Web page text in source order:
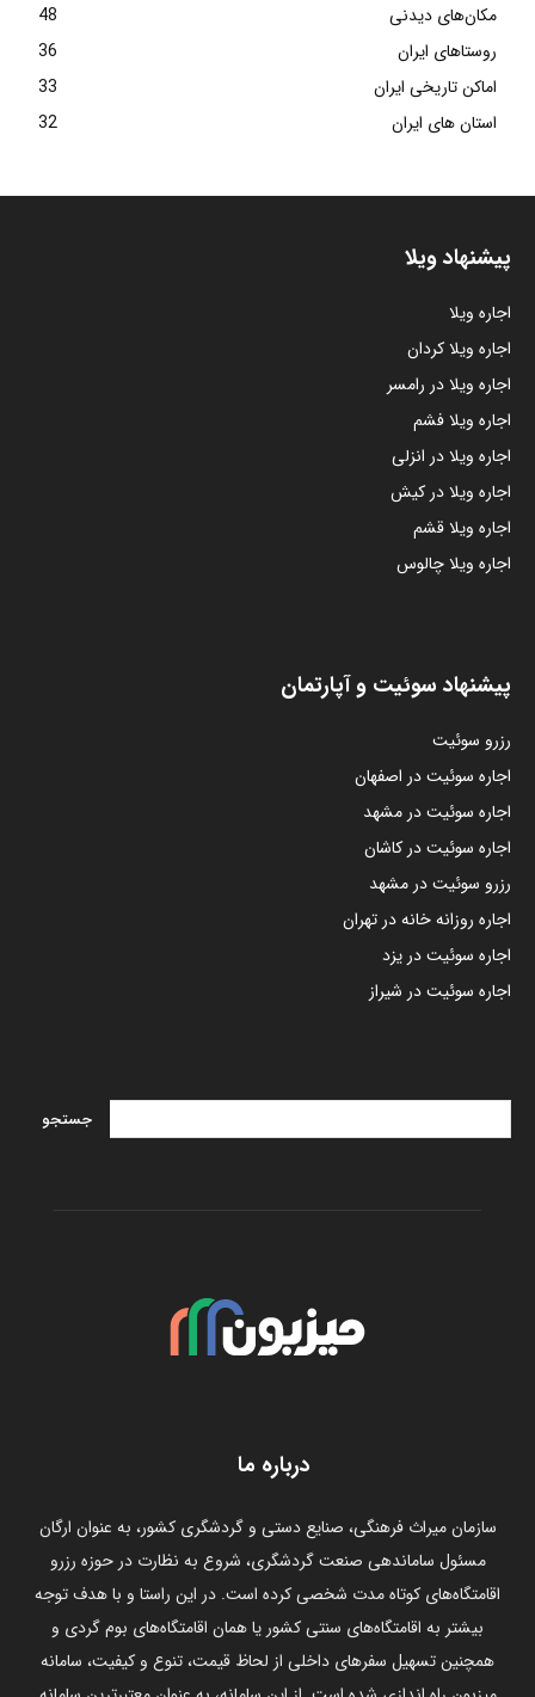
مکان‌های دیدنی
48
روستاهای ایران
36
اماکن تاریخی ایران
33
استان های ایران
32
پیشنهاد ویلا
اجاره ویلا
اجاره ویلا کردان
اجاره ویلا در رامسر
اجاره ویلا فشم
اجاره ویلا در انزلی
اجاره ویلا در کیش
اجاره ویلا قشم
اجاره ویلا چالوس
پیشنهاد سوئیت و آپارتمان
رزرو سوئیت
اجاره سوئیت در اصفهان
اجاره سوئیت در مشهد
اجاره سوئیت در کاشان
رزرو سوئیت در مشهد
اجاره روزانه خانه در تهران
اجاره سوئیت در یزد
اجاره سوئیت در شیراز
درباره ما
سازمان میراث فرهنگی، صنایع دستی و گردشگری کشور، به عنوان ارگان
مسئول ساماندهی صنعت گردشگری، شروع به نظارت در حوزه رزرو
اقامتگاه‌های کوتاه مدت شخصی کرده است. در این راستا و با هدف توجه
بیشتر به اقامتگاه‌های سنتی کشور یا همان اقامتگاه‌های بوم گردی و
همچنین تسهیل سفرهای داخلی از لحاظ قیمت، تنوع و کیفیت، سامانه